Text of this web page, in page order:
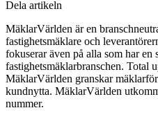
Dela artikeln
MäklarVärlden är en
fastighetsmäklare och
fokuserar även på alla som har
fastighetsmäklarbranschen. Total
MäklarVärlden granskar
kundnytta. MäklarVärlden
nummer.